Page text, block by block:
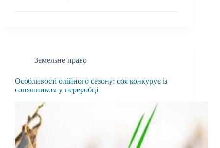
Земельне право
Особливості олійного сезону: соя конкурує із
соняшником у переробці